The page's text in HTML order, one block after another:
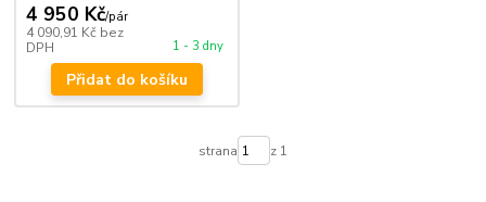
4 950 Kč/pár
4 090,91 Kč bez
DPH
1 - 3 dny
Přidat do košíku
strana z 1